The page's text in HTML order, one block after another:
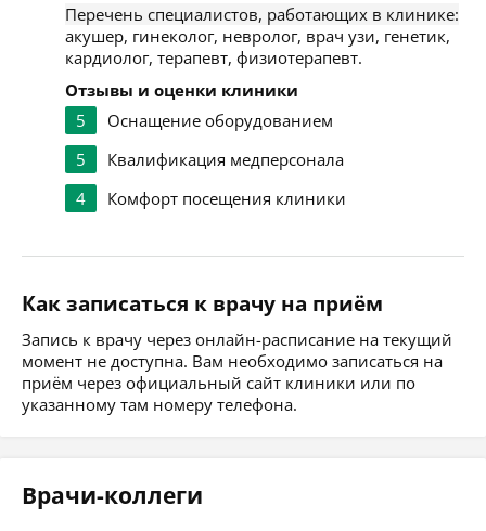
Перечень специалистов, работающих в клинике:
акушер, гинеколог, невролог, врач узи, генетик,
кардиолог, терапевт, физиотерапевт.
Отзывы и оценки клиники
5
Оснащение оборудованием
5
Квалификация медперсонала
4
Комфорт посещения клиники
Как записаться к врачу на приём
Запись к врачу через онлайн-расписание на текущий
момент не доступна. Вам необходимо записаться на
приём через официальный сайт клиники или по
указанному там номеру телефона.
Врачи-коллеги